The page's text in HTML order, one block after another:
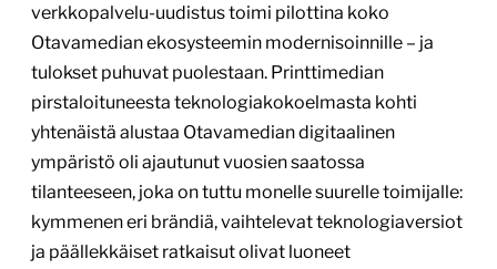
verkkopalvelu-uudistus toimi pilottina koko
Otavamedian ekosysteemin modernisoinnille – ja
tulokset puhuvat puolestaan. Printtimedian
pirstaloituneesta teknologiakokoelmasta kohti
yhtenäistä alustaa Otavamedian digitaalinen
ympäristö oli ajautunut vuosien saatossa
tilanteeseen, joka on tuttu monelle suurelle toimijalle:
kymmenen eri brändiä, vaihtelevat teknologiaversiot
ja päällekkäiset ratkaisut olivat luoneet